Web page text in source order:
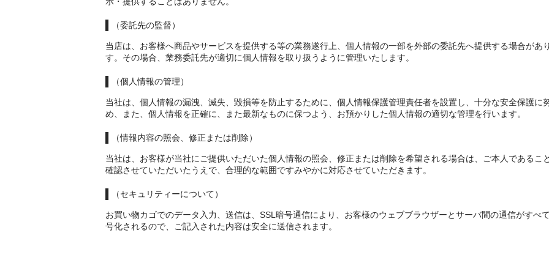
（委託先の監督）
当店は、お客様へ商品やサービスを提供する等の業務遂行上、個人情報の一部を外部の委託先へ提供する場合があ
す。その場合、業務委託先が適切に個人情報を取り扱うように管理いたします。
（個人情報の管理）
当社は、個人情報の漏洩、滅失、毀損等を防止するために、個人情報保護管理責任者を設置し、十分な安全保護に
め、また、個人情報を正確に、また最新なものに保つよう、お預かりした個人情報の適切な管理を行います。
（情報内容の照会、修正または削除）
当社は、お客様が当社にご提供いただいた個人情報の照会、修正または削除を希望される場合は、ご本人であるこ
確認させていただいたうえで、合理的な範囲ですみやかに対応させていただきます。
（セキュリティーについて）
お買い物カゴでのデータ入力、送信は、SSL暗号通信により、お客様のウェブブラウザーとサーバ間の通信がすべ
号化されるので、ご記入された内容は安全に送信されます。